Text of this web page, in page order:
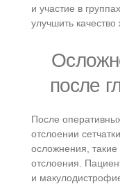
и участие в
улучшить
после
После
отслоении
осложнения,
отслоения.
и